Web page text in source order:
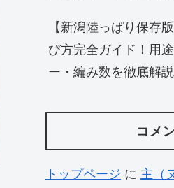
【新潟陸っぱり保存
び方完全ガイド！用
ー・編み数を徹底解
コメ
トップページ に 主（